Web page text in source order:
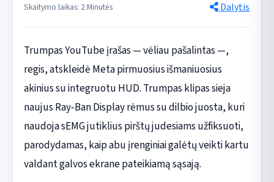
Skaitymo laikas: 2 Minutės Dalytis
Trumpas YouTube įrašas — vėliau pašalintas —,
regis, atskleidė Meta pirmuosius išmaniuosius
akinius su integruotu HUD. Trumpas klipas sieja
naujus Ray‑Ban Display rėmus su dilbio juosta, kuri
naudoja sEMG jutiklius pirštų judesiams užfiksuoti,
parodydamas, kaip abu įrenginiai galėtų veikti kartu
valdant galvos ekrane pateikiamą sąsają.